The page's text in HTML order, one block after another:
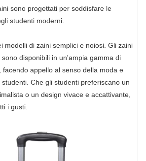
sono progettati per soddisfare le
studenti moderni.
modelli di zaini semplici e noiosi. Gli zaini
disponibili in un'ampia gamma di
facendo appello al senso della moda e
Che gli studenti preferiscano un
o un design vivace e accattivante,
i gusti.